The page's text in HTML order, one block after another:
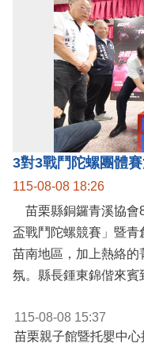
115-08-08 18:26
苗栗縣銅鑼青溪協會
盃戰鬥陀螺競賽」暨
苗南地區，加上熱絡
115-08-08 15:37